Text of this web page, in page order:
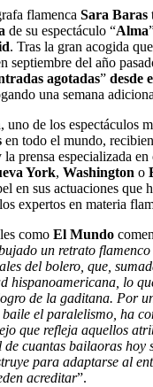
flamenca Sara Baras
de su espectáculo “Alma
. Tras la gran acogida
septiembre del año
agotadas” desde
una semana
uno de los espectáculos
en todo el mundo,
prensa especializada en
York, Washington o
en sus actuaciones que
expertos en materia
como El Mundo
un retrato flamenco
del bolero, que,
hispanoamericana, lo
de la gaditana. Por
el paralelismo, ha
que refleja aquellos
cuantas bailaoras hoy
para adaptarse al
acreditar”.